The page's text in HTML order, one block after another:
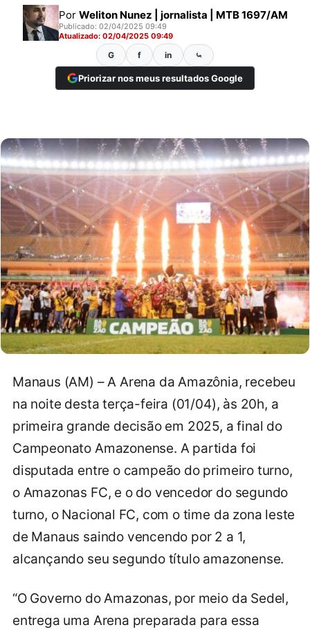
Por Weliton Nunez | jornalista | MTB 1697/AM
Publicado: 02/04/2025 09:49
Atualizado: 02/04/2025 09:49
G f in ⤿
Priorizar nos meus resultados Google
Manaus (AM) – A Arena da Amazônia, recebeu
na noite desta terça-feira (01/04), às 20h, a
primeira grande decisão em 2025, a final do
Campeonato Amazonense. A partida foi
disputada entre o campeão do primeiro turno,
o Amazonas FC, e o do vencedor do segundo
turno, o Nacional FC, com o time da zona leste
de Manaus saindo vencendo por 2 a 1,
alcançando seu segundo título amazonense.
“O Governo do Amazonas, por meio da Sedel,
entrega uma Arena preparada para essa